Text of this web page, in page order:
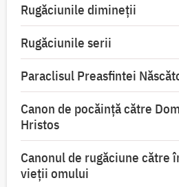
Rugăciunile dimineții
Rugăciunile serii
Paraclisul Preasfintei
Canon de pocăință către
Hristos
Canonul de rugăciune către
vieții omului